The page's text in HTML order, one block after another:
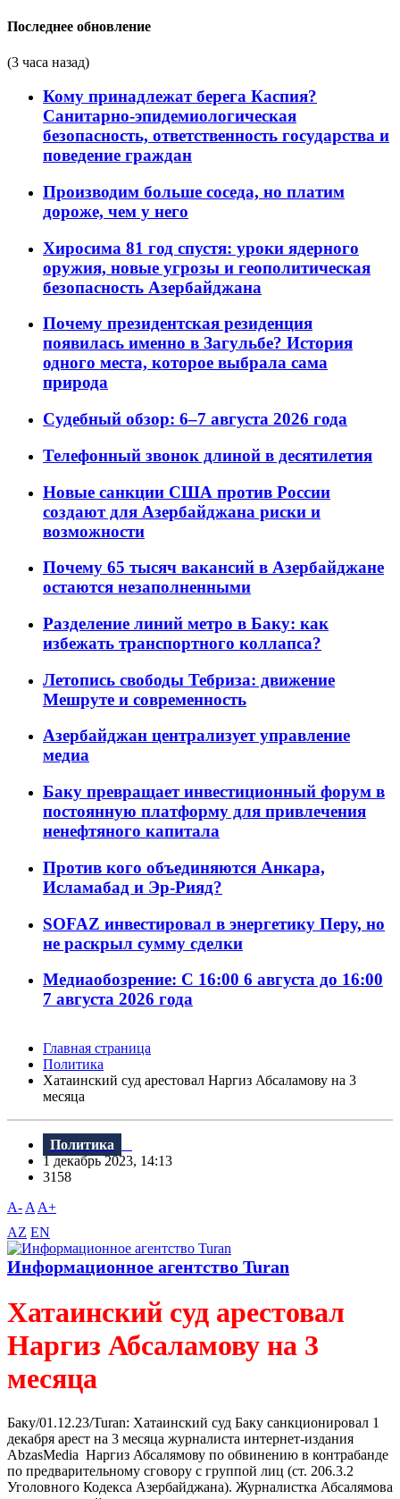
Последнее обновление
(3 часа назад)
Кому принадлежат берега Каспия?
Санитарно-эпидемиологическая
безопасность, ответственность государства и
поведение граждан
Производим больше соседа, но платим
дороже, чем у него
Хиросима 81 год спустя: уроки ядерного
оружия, новые угрозы и геополитическая
безопасность Азербайджана
Почему президентская резиденция
появилась именно в Загульбе? История
одного места, которое выбрала сама
природа
Судебный обзор: 6–7 августа 2026 года
Телефонный звонок длиной в десятилетия
Новые санкции США против России
создают для Азербайджана риски и
возможности
Почему 65 тысяч вакансий в Азербайджане
остаются незаполненными
Разделение линий метро в Баку: как
избежать транспортного коллапса?
Летопись свободы Тебриза: движение
Мешруте и современность
Азербайджан централизует управление
медиа
Баку превращает инвестиционный форум в
постоянную платформу для привлечения
ненефтяного капитала
Против кого объединяются Анкара,
Исламабад и Эр-Рияд?
SOFAZ инвестировал в энергетику Перу, но
не раскрыл сумму сделки
Медиаобозрение: С 16:00 6 августа до 16:00
7 августа 2026 года
Главная страница
Политика
Хатаинский суд арестовал Наргиз Абсаламову на 3
месяца
Политика
1 декабрь 2023, 14:13
3158
A- A A+
AZ EN
Информационное агентство Turan
Хатаинский суд арестовал
Наргиз Абсаламову на 3
месяца
Баку/01.12.23/Turan: Хатаинский суд Баку санкционировал 1
декабря арест на 3 месяца журналиста интернет-издания
AbzasMedia Наргиз Абсалямову по обвинению в контрабанде
по предварительному сговору с группой лиц (ст. 206.3.2
Уголовного Кодекса Азербайджана). Журналистка Абсалямова